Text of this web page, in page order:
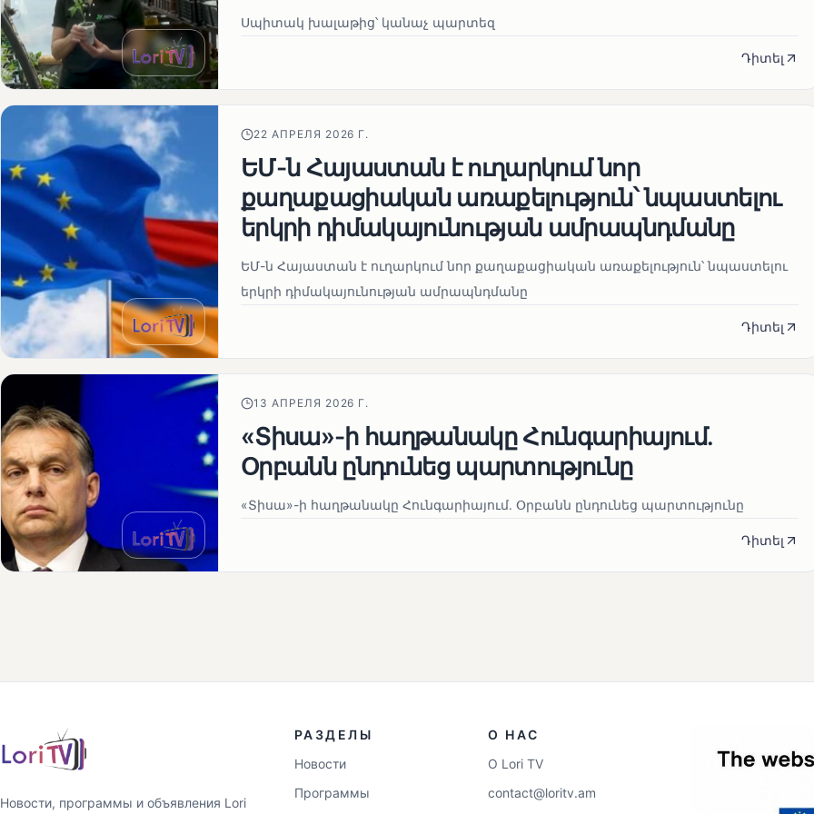
Սպիտակ խալաթից՝ կանաչ պարտեզ
Դիտել
22 АПРЕЛЯ 2026 Г.
ԵՄ-ն Հայաստան է ուղարկում նոր
քաղաքացիական առաքելություն՝ նպաստելու
երկրի դիմակայունության ամրապնդմանը
ԵՄ-ն Հայաստան է ուղարկում նոր քաղաքացիական առաքելություն՝ նպաստելու
երկրի դիմակայունության ամրապնդմանը
Դիտել
13 АПРЕЛЯ 2026 Г.
«Տիսա»-ի հաղթանակը Հունգարիայում․
Օրբանն ընդունեց պարտությունը
«Տիսա»-ի հաղթանակը Հունգարիայում․ Օրբանն ընդունեց պարտությունը
Դիտել
Новости, программы и объявления Lori
РАЗДЕЛЫ
Новости
Программы
О НАС
О Lori TV
contact@loritv.am